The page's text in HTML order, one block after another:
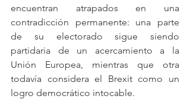
encuentran atrapados en una
contradicción permanente: una parte
de su electorado sigue siendo
partidaria de un acercamiento a la
Unión Europea, mientras que otra
todavía considera el Brexit como un
logro democrático intocable.